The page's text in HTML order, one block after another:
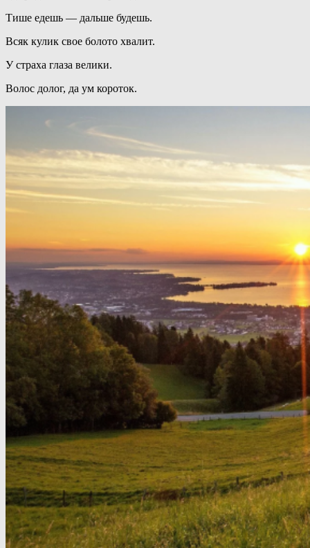
Тише едешь — дальше будешь.
Всяк кулик свое болото хвалит.
У страха глаза велики.
Волос долог, да ум короток.